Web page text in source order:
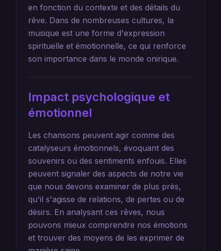
en fonction du contexte et des détails du
rêve. Dans de nombreuses cultures, la
musique est une forme d'expression
spirituelle et émotionnelle, ce qui renforce
son importance dans le monde onirique.
Impact psychologique et
émotionnel
Les chansons peuvent agir comme des
catalyseurs émotionnels, évoquant des
souvenirs ou des sentiments enfouis. Elles
peuvent signaler des aspects de notre vie
que nous devons examiner de plus près,
qu'il s'agisse de relations, de pertes ou de
désirs. En analysant ces rêves, nous
pouvons mieux comprendre nos émotions
et trouver des moyens de les exprimer de